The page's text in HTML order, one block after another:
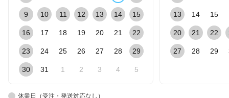
9 10 11 12 13 14 15
16 17 18 19 20 21 22
23 24 25 26 27 28 29
30 31 1 2 3 4 5
13 14 15
20 21 22
27 28 29
休業日（受注・発送対応なし）